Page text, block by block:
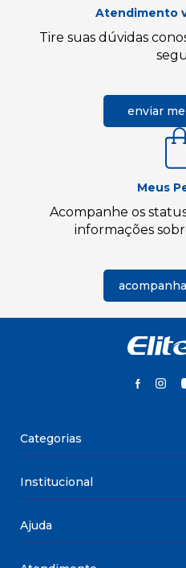
Atendimento
Tire suas dúvidas
enviar
Meus
Acompanhe os
informações
Categorias
Detector de Qualidade de Ar
Controladores de Temperatura
Institucional
Download Software
Ajuda